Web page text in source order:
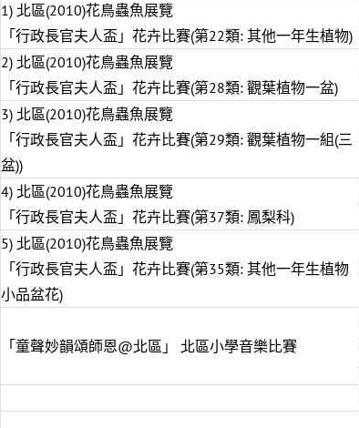
1) 北區(2010)花鳥蟲魚展覽
「行政長官夫人盃」花卉比賽(第22類: 其他一年生植物)
2) 北區(2010)花鳥蟲魚展覽
「行政長官夫人盃」花卉比賽(第28類: 觀葉植物一盆)
3) 北區(2010)花鳥蟲魚展覽
「行政長官夫人盃」花卉比賽(第29類: 觀葉植物一組(三
盆))
4) 北區(2010)花鳥蟲魚展覽
「行政長官夫人盃」花卉比賽(第37類: 鳳梨科)
5) 北區(2010)花鳥蟲魚展覽
「行政長官夫人盃」花卉比賽(第35類: 其他一年生植物
小品盆花)
「童聲妙韻頌師恩@北區」 北區小學音樂比賽